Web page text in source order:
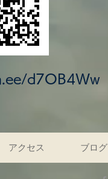
d7OB4Ww
アクセス ブログ